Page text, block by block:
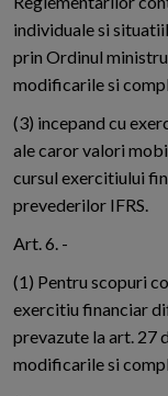
individuale si
prin Ordinul
modificarile si
(3) incepand cu
ale caror valori
cursul exercitiului
prevederilor IFRS.
Art. 6. -
(1) Pentru scopuri
exercitiu financiar
prevazute la art. 27
modificarile si